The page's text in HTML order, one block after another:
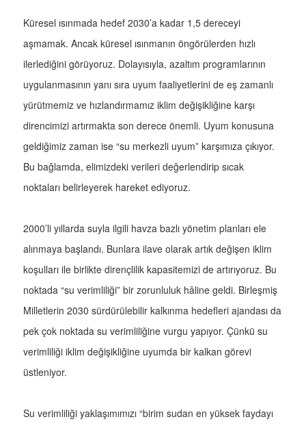
Küresel ısınmada hedef 2030’a kadar 1,5 dereceyi
aşmamak. Ancak küresel ısınmanın öngörülerden hızlı
ilerlediğini görüyoruz. Dolayısıyla, azaltım programlarının
uygulanmasının yanı sıra uyum faaliyetlerini de eş zamanlı
yürütmemiz ve hızlandırmamız iklim değişikliğine karşı
direncimizi artırmakta son derece önemli. Uyum konusuna
geldiğimiz zaman ise “su merkezli uyum” karşımıza çıkıyor.
Bu bağlamda, elimizdeki verileri değerlendirip sıcak
noktaları belirleyerek hareket ediyoruz.
2000’li yıllarda suyla ilgili havza bazlı yönetim planları ele
alınmaya başlandı. Bunlara ilave olarak artık değişen iklim
koşulları ile birlikte dirençlilik kapasitemizi de artırıyoruz. Bu
noktada “su verimliliği” bir zorunluluk hâline geldi. Birleşmiş
Milletlerin 2030 sürdürülebilir kalkınma hedefleri ajandası da
pek çok noktada su verimliliğine vurgu yapıyor. Çünkü su
verimliliği iklim değişikliğine uyumda bir kalkan görevi
üstleniyor.
Su verimliliği yaklaşımımızı “birim sudan en yüksek faydayı